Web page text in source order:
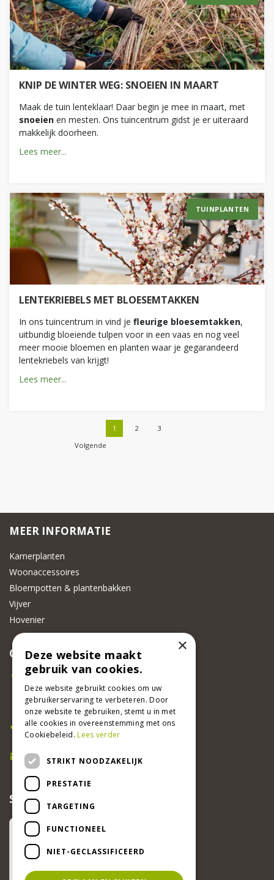
KNIP DE WINTER WEG: SNOEIEN IN MAART
Maak de tuin lenteklaar! Daar begin je mee in maart, met
snoeien en mesten. Ons tuincentrum gidst je er uiteraard
makkelijk doorheen.
Lees meer...
LENTEKRIEBELS MET BLOESEMTAKKEN
In ons tuincentrum in vind je fleurige bloesemtakken,
uitbundig bloeiende tulpen voor in een vaas en nog veel
meer mooie bloemen en planten waar je gegarandeerd
lentekriebels van krijgt!
Lees meer...
TUINPLANTEN
1 2
3
Volgende
MEER INFORMATIE
Kamerplanten
Woonaccessoires
Bloempotten & plantenbakken
Vijver
Hovenier
CONTACT
Beeker Tuincentrum
Adsteeg 31
6191 PW Beek
Bel ons
046 437 2881
E-mail
info@beekertuincentrum.nl
SCHRIJF EEN RECENSIE EN WIN!
×
Deze website maakt
gebruik van cookies.
Deze website gebruikt cookies om uw
gebruikerservaring te verbeteren. Door
onze website te gebruiken, stemt u in met
alle cookies in overeenstemming met ons
Cookiebeleid.Lees verder
STRIKT NOODZAKELIJK
PRESTATIE
TARGETING
FUNCTIONEEL
NIET-GECLASSIFICEERD